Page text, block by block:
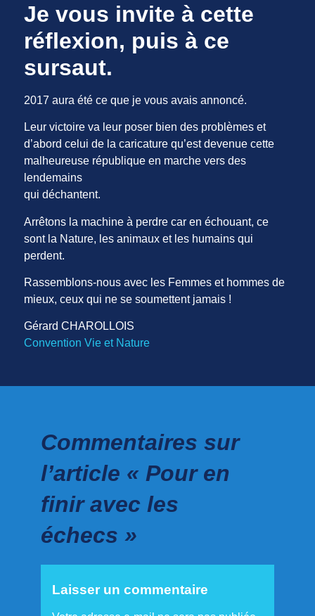
Je vous invite à cette
réflexion, puis à ce
sursaut.
2017 aura été ce que je vous avais annoncé.
Leur victoire va leur poser bien des problèmes et
d’abord celui de la caricature qu’est devenue cette
malheureuse république en marche vers des
lendemains
qui déchantent.
Arrêtons la machine à perdre car en échouant, ce
sont la Nature, les animaux et les humains qui
perdent.
Rassemblons-nous avec les Femmes et hommes de
mieux, ceux qui ne se soumettent jamais !
Gérard CHAROLLOIS
Convention Vie et Nature
Commentaires sur
l’article « Pour en
finir avec les
échecs »
Laisser un commentaire